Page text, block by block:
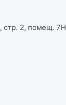
стр. 2, помещ. 7Н